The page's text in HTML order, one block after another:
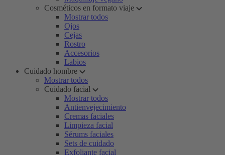
Cosméticos en formato viaje
Mostrar todos
Ojos
Cejas
Rostro
Accesorios
Labios
Cuidado hombre
Mostrar todos
Cuidado facial
Mostrar todos
Antienvejecimiento
Cremas faciales
Limpieza facial
Sérums faciales
Sets de cuidado
Exfoliante facial